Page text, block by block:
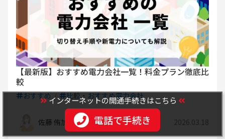
【最新版】おすすめ電力会社一覧！料金プラン徹底比
較
おすすめ 比較・おすすめ電力会社
佐藤 侑加 2026.03.18
インターネットの開通手続きはこちら
電話で手続き